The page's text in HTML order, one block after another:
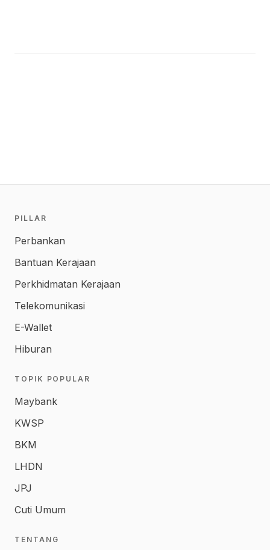
PILLAR
Perbankan
Bantuan Kerajaan
Perkhidmatan Kerajaan
Telekomunikasi
E-Wallet
Hiburan
TOPIK POPULAR
Maybank
KWSP
BKM
LHDN
JPJ
Cuti Umum
TENTANG